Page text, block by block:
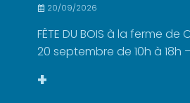
20/09/2026
FÊTE DU BOIS à la ferme
20 septembre de 10h à 18h
+